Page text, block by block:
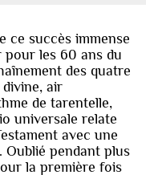
ce succès immense
les 60 ans du
des quatre
air
de tarentelle,
universale relate
avec une
Oublié pendant plus
la première fois